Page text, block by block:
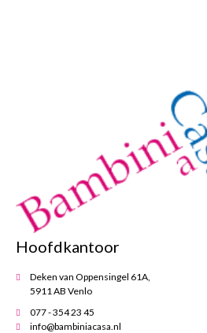
Hoofdkantoor
Deken van Oppensingel 61A,
5911 AB Venlo
077 - 354 23 45
info@bambiniacasa.nl